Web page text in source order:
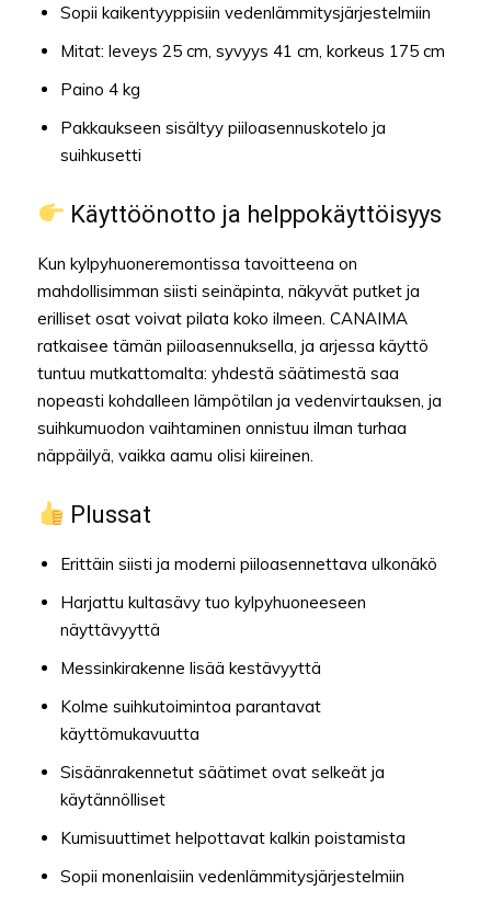
Sopii kaikentyyppisiin vedenlämmitysjärjestelmiin
Mitat: leveys 25 cm, syvyys 41 cm, korkeus 175 cm
Paino 4 kg
Pakkaukseen sisältyy piiloasennuskotelo ja
suihkusetti
Käyttöönotto ja helppokäyttöisyys
Kun kylpyhuoneremontissa tavoitteena on
mahdollisimman siisti seinäpinta, näkyvät putket ja
erilliset osat voivat pilata koko ilmeen. CANAIMA
ratkaisee tämän piiloasennuksella, ja arjessa käyttö
tuntuu mutkattomalta: yhdestä säätimestä saa
nopeasti kohdalleen lämpötilan ja vedenvirtauksen, ja
suihkumuodon vaihtaminen onnistuu ilman turhaa
näppäilyä, vaikka aamu olisi kiireinen.
Plussat
Erittäin siisti ja moderni piiloasennettava ulkonäkö
Harjattu kultasävy tuo kylpyhuoneeseen
näyttävyyttä
Messinkirakenne lisää kestävyyttä
Kolme suihkutoimintoa parantavat
käyttömukavuutta
Sisäänrakennetut säätimet ovat selkeät ja
käytännölliset
Kumisuuttimet helpottavat kalkin poistamista
Sopii monenlaisiin vedenlämmitysjärjestelmiin